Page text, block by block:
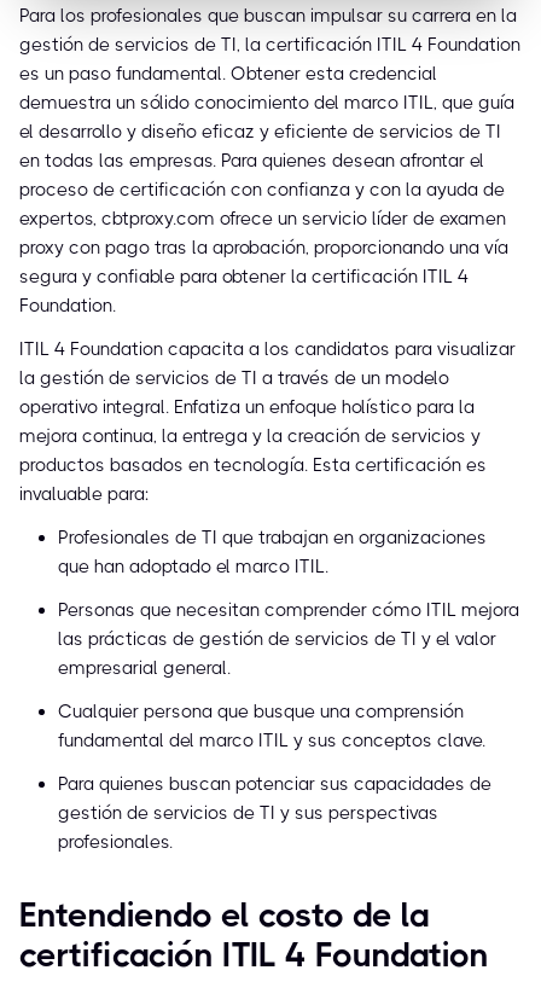
Para los profesionales que buscan impulsar su carrera en la
gestión de servicios de TI, la certificación ITIL 4 Foundation
es un paso fundamental. Obtener esta credencial
demuestra un sólido conocimiento del marco ITIL, que guía
el desarrollo y diseño eficaz y eficiente de servicios de TI
en todas las empresas. Para quienes desean afrontar el
proceso de certificación con confianza y con la ayuda de
expertos, cbtproxy.com ofrece un servicio líder de examen
proxy con pago tras la aprobación, proporcionando una vía
segura y confiable para obtener la certificación ITIL 4
Foundation.
ITIL 4 Foundation capacita a los candidatos para visualizar
la gestión de servicios de TI a través de un modelo
operativo integral. Enfatiza un enfoque holístico para la
mejora continua, la entrega y la creación de servicios y
productos basados en tecnología. Esta certificación es
invaluable para:
Profesionales de TI que trabajan en organizaciones
que han adoptado el marco ITIL.
Personas que necesitan comprender cómo ITIL mejora
las prácticas de gestión de servicios de TI y el valor
empresarial general.
Cualquier persona que busque una comprensión
fundamental del marco ITIL y sus conceptos clave.
Para quienes buscan potenciar sus capacidades de
gestión de servicios de TI y sus perspectivas
profesionales.
Entendiendo el costo de la
certificación ITIL 4 Foundation